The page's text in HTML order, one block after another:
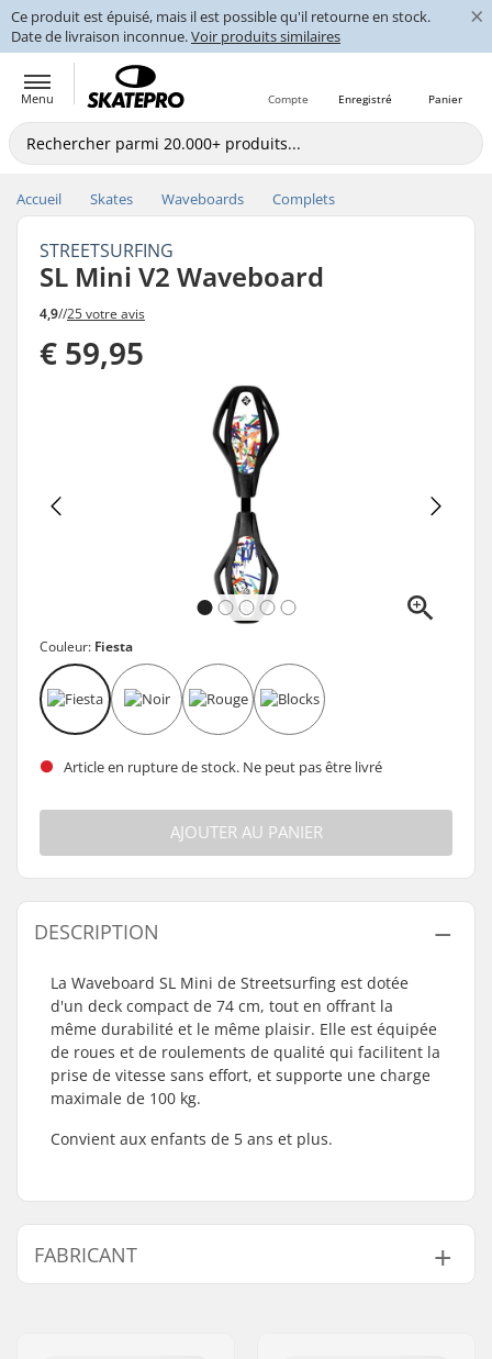
Ce produit est épuisé, mais il est possible qu'il retourne en stock.
Date de livraison inconnue.Voir produits similaires
×
Menu Panier
Enregistré
Compte
Accueil Skates Waveboards Complets
STREETSURFING
SL Mini V2 Waveboard
4,9//25 votre avis
€ 59,95
Couleur: Fiesta
Article en rupture de stock. Ne peut pas être livré
AJOUTER AU PANIER
DESCRIPTION
La Waveboard SL Mini de Streetsurfing est dotée
d'un deck compact de 74 cm, tout en offrant la
même durabilité et le même plaisir. Elle est équipée
de roues et de roulements de qualité qui facilitent la
prise de vitesse sans effort, et supporte une charge
maximale de 100 kg.
Convient aux enfants de 5 ans et plus.
FABRICANT